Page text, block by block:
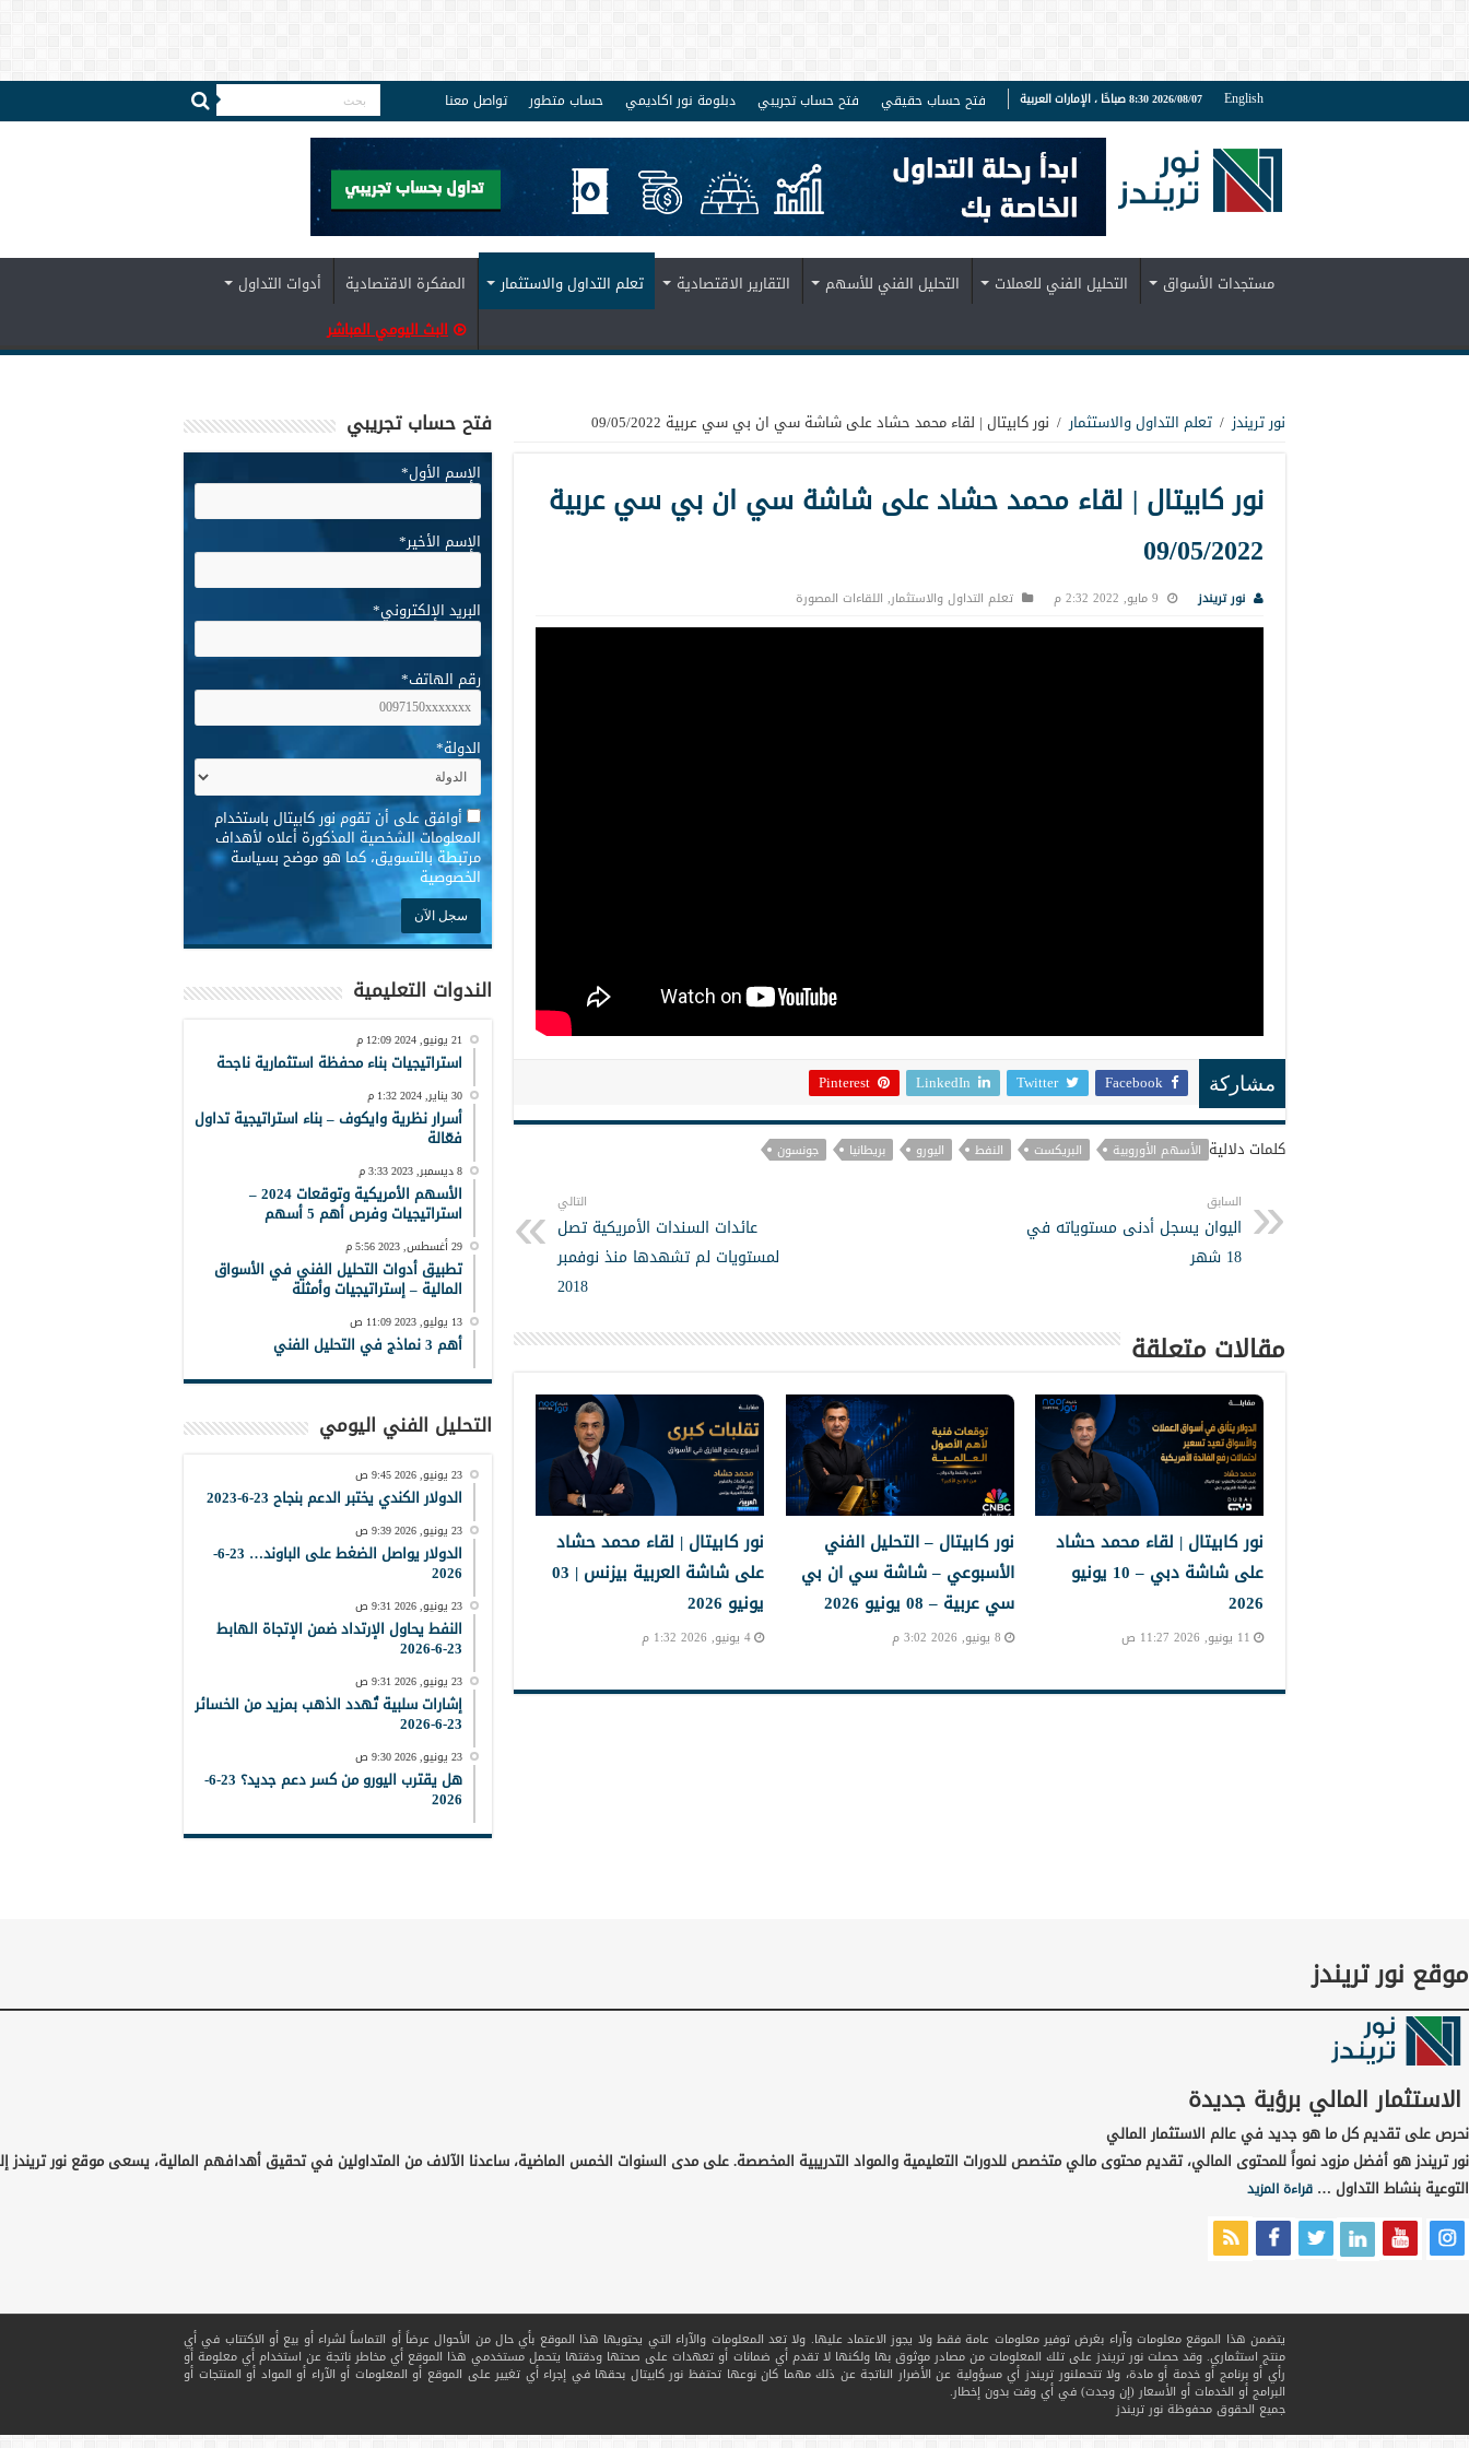
English 2026/08/07 8:30 صباحًا ، الإمارات العربية فتح حساب حقيقي فتح حساب تجريبي دبلومة نور اكاديمي حساب متطور تواصل معنا
مستجدات الأسواق التحليل الفني للعملات التحليل الفني للأسهم التقارير الاقتصادية تعلم التداول والاستثمار المفكرة الاقتصادية
أدوات التداول
البث اليومي المباشر
نور تريندز / تعلم التداول والاستثمار / نور كابيتال | لقاء محمد حشاد على شاشة سي ان بي سي عربية 09/05/2022
نور كابيتال | لقاء محمد حشاد على شاشة سي ان بي سي عربية
09/05/2022
نور تريندز 9 مايو, 2022 2:32 م تعلم التداول والاستثمار, اللقاءات المصورة
مشاركة Facebook
Twitter
LinkedIn
Pinterest
كلمات دلالية الأسهم الأوروبية البريكست النفط اليورو بريطانيا جونسون
السابق
اليوان يسجل أدنى مستوياته في
18 شهر
التالي
عائدات السندات الأمريكية تصل
لمستويات لم تشهدها منذ نوفمبر
2018
مقالات متعلقة
نور كابيتال | لقاء محمد حشاد
على شاشة دبي – 10 يونيو
2026
11 يونيو, 2026 11:27 ص
نور كابيتال – التحليل الفني
الأسبوعي – شاشة سي ان بي
سي عربية – 08 يونيو 2026
8 يونيو, 2026 3:02 م
نور كابيتال | لقاء محمد حشاد
على شاشة العربية بيزنس | 03
يونيو 2026
4 يونيو, 2026 1:32 م
فتح حساب تجريبي
الإسم الأول*
الإسم الأخير*
البريد الإلكتروني*
رقم الهاتف*
الدولة*
* أوافق على أن تقوم نور كابيتال باستخدام
المعلومات الشخصية المذكورة أعلاه لأهداف
مرتبطة بالتسويق، كما هو موضح بسياسة
الخصوصية
الندوات التعليمية
21 يونيو, 2024 12:09 م
استراتيجيات بناء محفظة استثمارية ناجحة
30 يناير, 2024 1:32 م
أسرار نظرية وايكوف – بناء استراتيجية تداول
فعّالة
8 ديسمبر, 2023 3:33 م
الأسهم الأمريكية وتوقعات 2024 –
استراتيجيات وفرص أهم 5 أسهم
29 أغسطس, 2023 5:56 م
تطبيق أدوات التحليل الفني في الأسواق
المالية – إستراتيجيات وأمثلة
13 يوليو, 2023 11:09 ص
أهم 3 نماذج في التحليل الفني
التحليل الفني اليومي
23 يونيو, 2026 9:45 ص
الدولار الكندي يختبر الدعم بنجاح 23-6-2023
23 يونيو, 2026 9:39 ص
الدولار يواصل الضغط على الباوند… 23-6-
2026
23 يونيو, 2026 9:31 ص
النفط يحاول الإرتداد ضمن الإتجاة الهابط
23-6-2026
23 يونيو, 2026 9:31 ص
إشارات سلبية تُهدد الذهب بمزيد من الخسائر
23-6-2026
23 يونيو, 2026 9:30 ص
هل يقترب اليورو من كسر دعم جديد؟ 23-6-
2026
موقع نور تريندز
الاستثمار المالي برؤية جديدة
نحرص على تقديم كل ما هو جديد في عالم الاستثمار المالي
نور تريندز هو أفضل مزود نمواً للمحتوى المالي، تقديم محتوى مالي متخصص للدورات التعليمية والمواد التدريبية المخصصة. على مدى السنوات الخمس الماضية، ساعدنا الآلاف من المتداولين في تحقيق أهدافهم المالية، يسعى موقع نور تريندز
التوعية بنشاط التداول … قراءة المزيد
يتضمن هذا الموقع معلومات وآراء بغرض توفير معلومات عامة فقط ولا يجوز الاعتماد عليها. ولا تعد المعلومات والآراء التي يحتويها هذا الموقع بأي حال من الأحوال عرضاً أو التماساً لشراء أو بيع أو الاكتتاب في أي
منتج استثماري. وقد حصلت نور تريندز على تلك المعلومات من مصادر موثوق بها ولكنها لا تقدم أي ضمانات أو تعهدات على صحتها ودقتها يتحمل مستخدمي هذا الموقع أي مخاطر ناتجة عن استخدام أي معلومة أو
رأي أو برنامج أو خدمة أو مادة، ولا تتحملنور تريندز أي مسؤولية عن الأضرار الناتجة عن ذلك مهما كان نوعها تحتفظ نور كابيتال بحقها في إجراء أي تغيير على الموقع أو المعلومات أو الآراء أو المواد أو المنتجات أو
البرامج أو الخدمات أو الأسعار (إن وجدت) في أي وقت بدون إخطار.
جميع الحقوق محفوظةنور تريندز